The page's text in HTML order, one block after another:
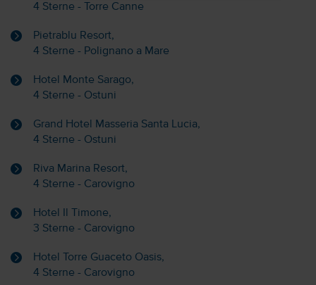
4 Sterne - Torre Canne
Pietrablu Resort,
4 Sterne - Polignano a Mare
Hotel Monte Sarago,
4 Sterne - Ostuni
Grand Hotel Masseria Santa Lucia,
4 Sterne - Ostuni
Riva Marina Resort,
4 Sterne - Carovigno
Hotel Il Timone,
3 Sterne - Carovigno
Hotel Torre Guaceto Oasis,
4 Sterne - Carovigno